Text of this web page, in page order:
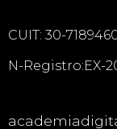
CUIT: 30-
N-Registro:EX-